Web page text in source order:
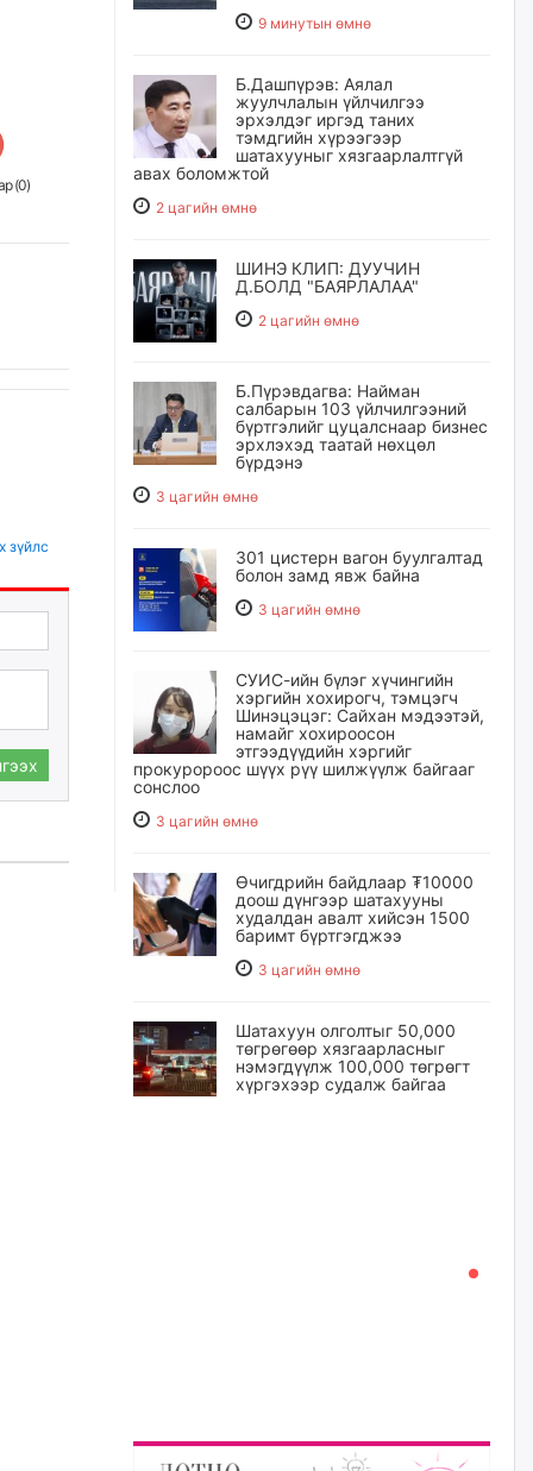
(0)
зүйлс
9 минутын өмнө
Б.Дашпүрэв: Аялал
жуулчлалын үйлчилгээ
эрхэлдэг иргэд таних
тэмдгийн хүрээгээр
шатахууныг хязгаарлалтгүй
авах боломжтой
2 цагийн өмнө
ШИНЭ КЛИП: ДУУЧИН
Д.БОЛД "БАЯРЛАЛАА"
2 цагийн өмнө
Б.Пүрэвдагва: Найман
салбарын 103 үйлчилгээний
бүртгэлийг цуцалснаар бизнес
эрхлэхэд таатай нөхцөл
бүрдэнэ
3 цагийн өмнө
301 цистерн вагон буулгалтад
болон замд явж байна
3 цагийн өмнө
СУИС-ийн бүлэг хүчингийн
хэргийн хохирогч, тэмцэгч
Шинэцэцэг: Сайхан мэдээтэй,
намайг хохироосон
этгээдүүдийн хэргийг
прокуророос шүүх рүү шилжүүлж байгааг
сонслоо
3 цагийн өмнө
Өчигдрийн байдлаар ₮10000
доош дүнгээр шатахууны
худалдан авалт хийсэн 1500
баримт бүртгэгджээ
3 цагийн өмнө
Шатахуун олголтыг 50,000
төгрөгөөр хязгаарласныг
нэмэгдүүлж 100,000 төгрөгт
хүргэхээр судалж байгаа
5 цагийн өмнө